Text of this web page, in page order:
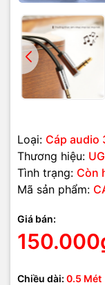
Loại: Cáp audio
Thương hiệu:
Tình trạng: Còn
Mã sản phẩm:
Giá bán:
Chiều dài: 0.5 Mét